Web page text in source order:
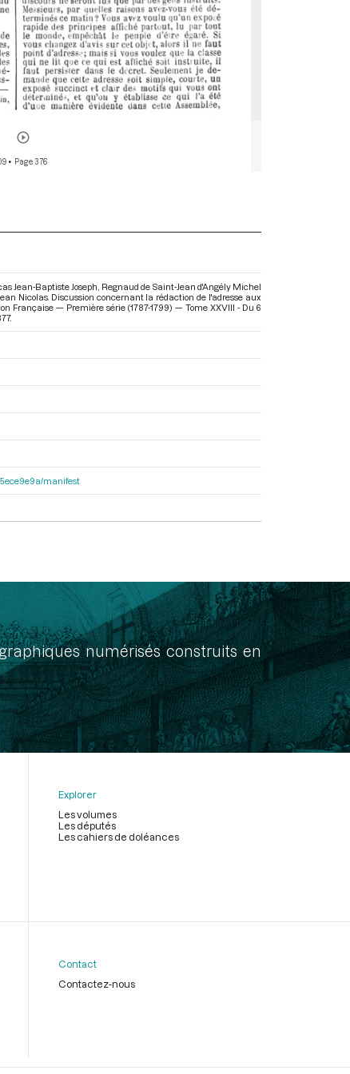
• Page 376
Jean-Baptiste Joseph, Regnaud de Saint-Jean d'Angély Michel
Nicolas. Discussion concernant la rédaction de l'adresse aux
Française — Première série (1787-1799) — Tome XXVIII - Du 6
manifest
numérisés construits en
Explorer
Les volumes
Les députés
Les cahiers de doléances
Contact
Contactez-nous